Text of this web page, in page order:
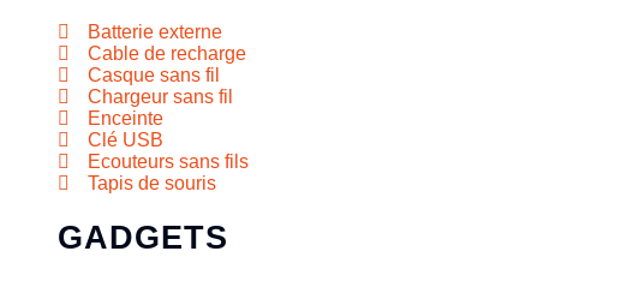
Batterie externe
Cable de recharge
Casque sans fil
Chargeur sans fil
Enceinte
Clé USB
Ecouteurs sans fils
Tapis de souris
GADGETS